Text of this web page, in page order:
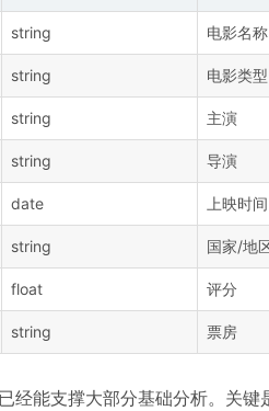
string 电影名称
string 电影类型
string 主演
string 导演
date 上映时间
string 国家/地
float 评分
string 票房
经能支撑大部分基础分析。关键